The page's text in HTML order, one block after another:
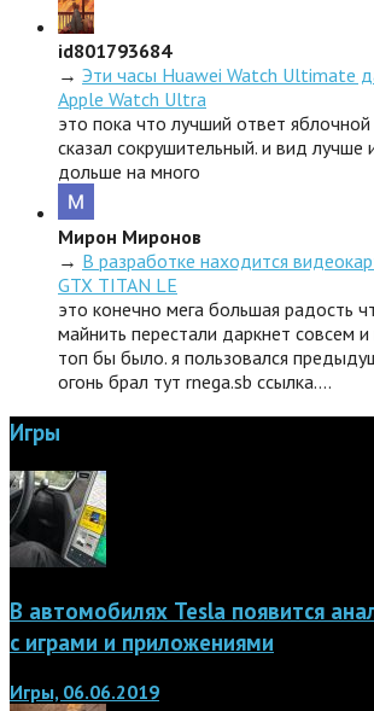
id801793684
→ Эти часы Huawei Watch Ultimate
Apple Watch Ultra
это пока что лучший ответ
сказал сокрушительный. и вид лучше
дольше на много
Мирон Миронов
→ В разработке находится
GTX TITAN LE
это конечно мега большая радость
майнить перестали даркнет совсем и
топ бы было. я пользовался
огонь брал тут rnega.sb ссылка.…
Игры
В автомобилях Tesla появится
с играми и приложениями
Игры, 06.06.2019